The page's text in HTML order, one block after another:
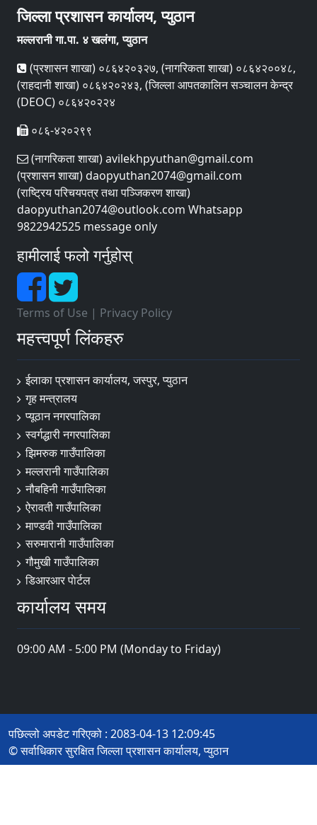
जिल्ला प्रशासन कार्यालय, प्युठान
मल्लरानी गा.पा. ४ खलंगा, प्युठान
(प्रशासन शाखा) ०८६४२०३२७, (नागरिकता शाखा) ०८६४२००४८,
(राहदानी शाखा) ०८६४२०२४३, (जिल्ला आपतकालिन सञ्चालन केन्द्र
(DEOC) ०८६४२०२२४
०८६-४२०२९९
(नागरिकता शाखा) avilekhpyuthan@gmail.com
(प्रशासन शाखा) daopyuthan2074@gmail.com
(राष्ट्रिय परिचयपत्र तथा पञ्‍जिकरण शाखा)
daopyuthan2074@outlook.com Whatsapp
9822942525 message only
हामीलाई फलो गर्नुहोस्
Terms of Use | Privacy Policy
महत्त्वपूर्ण लिंकहरु
ईलाका प्रशासन कार्यालय, जस्पुर, प्युठान
गृह मन्त्रालय
प्यूठान नगरपालिका
स्वर्गद्धारी नगरपालिका
झिमरुक गाउँपालिका
मल्लरानी गाउँपालिका
नौबहिनी गाउँपालिका
ऐरावती गाउँपालिका
माण्डवी गाउँपालिका
सरुमारानी गाउँपालिका
गौमुखी गाउँपालिका
डिआरआर पाेर्टल
कार्यालय समय
09:00 AM - 5:00 PM (Monday to Friday)
पछिल्लो अपडेट गरिएको : 2083-04-13 12:09:45
© सर्वाधिकार सुरक्षित जिल्ला प्रशासन कार्यालय, प्युठान